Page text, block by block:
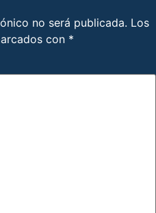
no será publicada. Los
con *